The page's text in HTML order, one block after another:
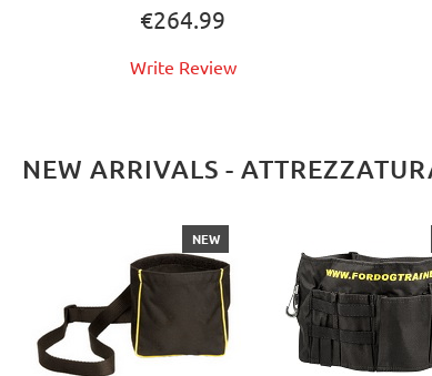
€264.99
Write Review
NEW ARRIVALS -
NEW